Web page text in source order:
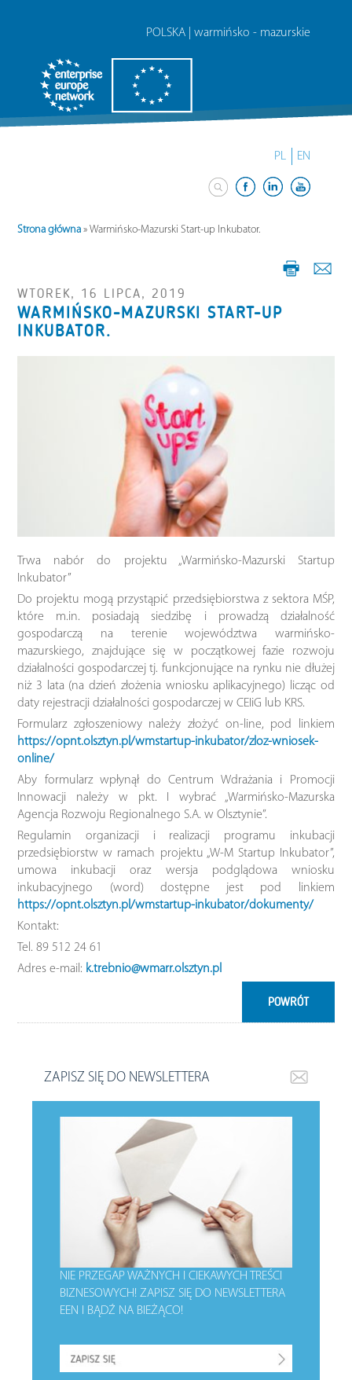
POLSKA | warmińsko - mazurskie
PL EN
Strona główna »Warmińsko-Mazurski Start-up Inkubator.
WTOREK, 16 LIPCA, 2019
WARMIŃSKO-MAZURSKI START-UP
INKUBATOR.
Trwa nabór do projektu „Warmińsko-Mazurski Startup
Inkubator”
Do projektu mogą przystąpić przedsiębiorstwa z sektora MŚP,
które m.in. posiadają siedzibę i prowadzą działalność
gospodarczą na terenie województwa warmińsko-
mazurskiego, znajdujące się w początkowej fazie rozwoju
działalności gospodarczej tj. funkcjonujące na rynku nie dłużej
niż 3 lata (na dzień złożenia wniosku aplikacyjnego) licząc od
daty rejestracji działalności gospodarczej w CEIiG lub KRS.
Formularz zgłoszeniowy należy złożyć on-line, pod linkiem
https://opnt.olsztyn.pl/wmstartup-inkubator/zloz-wniosek-
online/
Aby formularz wpłynął do Centrum Wdrażania i Promocji
Innowacji należy w pkt. I wybrać „Warmińsko-Mazurska
Agencja Rozwoju Regionalnego S.A. w Olsztynie”.
Regulamin organizacji i realizacji programu inkubacji
przedsiębiorstw w ramach projektu „W-M Startup Inkubator”,
umowa inkubacji oraz wersja podglądowa wniosku
inkubacyjnego (word) dostępne jest pod linkiem
https://opnt.olsztyn.pl/wmstartup-inkubator/dokumenty/
Kontakt:
Tel. 89 512 24 61
Adres e-mail: k.trebnio@wmarr.olsztyn.pl
POWRÓT
ZAPISZ SIĘ DO NEWSLETTERA
NIE PRZEGAP WAŻNYCH I CIEKAWYCH TREŚCI
BIZNESOWYCH!ZAPISZ SIĘ DO NEWSLETTERA
EEN I BĄDŹ NA BIEŻĄCO!